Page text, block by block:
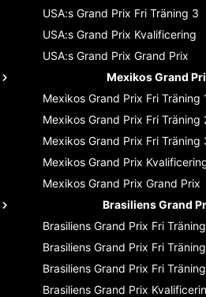
USA:s Grand Prix Fri Träning 3
USA:s Grand Prix Kvalificering
USA:s Grand Prix Grand Prix
Mexikos Grand
Mexikos Grand Prix Fri Träning
Mexikos Grand Prix Fri Träning
Mexikos Grand Prix Fri Träning
Mexikos Grand Prix
Mexikos Grand Prix Grand Prix
Brasiliens Grand
Brasiliens Grand Prix Fri
Brasiliens Grand Prix Fri
Brasiliens Grand Prix Fri
Brasiliens Grand Prix